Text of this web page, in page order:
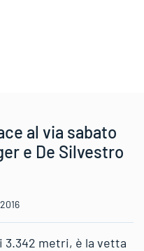
al via sabato
e De Silvestro
3.342 metri, è la vetta